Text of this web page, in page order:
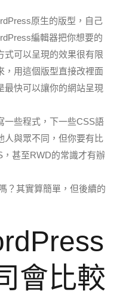
原生的版型，自己
編輯器把你想要的
式可以呈現的效果很有限
，用這個版型直接改裡面
最快可以讓你的網站呈現
一些程式，下一些CSS語
人與眾不同，但你要有比
甚至RWD的常識才有辦
？其實算簡單，但後續的
會比較